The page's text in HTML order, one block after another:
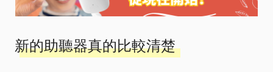
新的助聽器真的比較清楚